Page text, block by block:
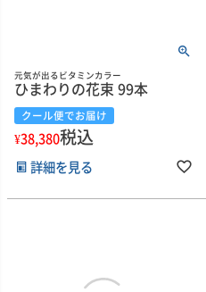
元気が出るビタミンカラー
ひまわりの花束 99本
クール便でお届け
¥38,380税込
詳細を見る